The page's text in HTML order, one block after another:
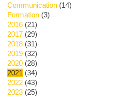
Communication(14)
Formation(3)
2016(21)
2017(29)
2018(31)
2019(32)
2020(28)
2021 (34)
2022(43)
2023(25)